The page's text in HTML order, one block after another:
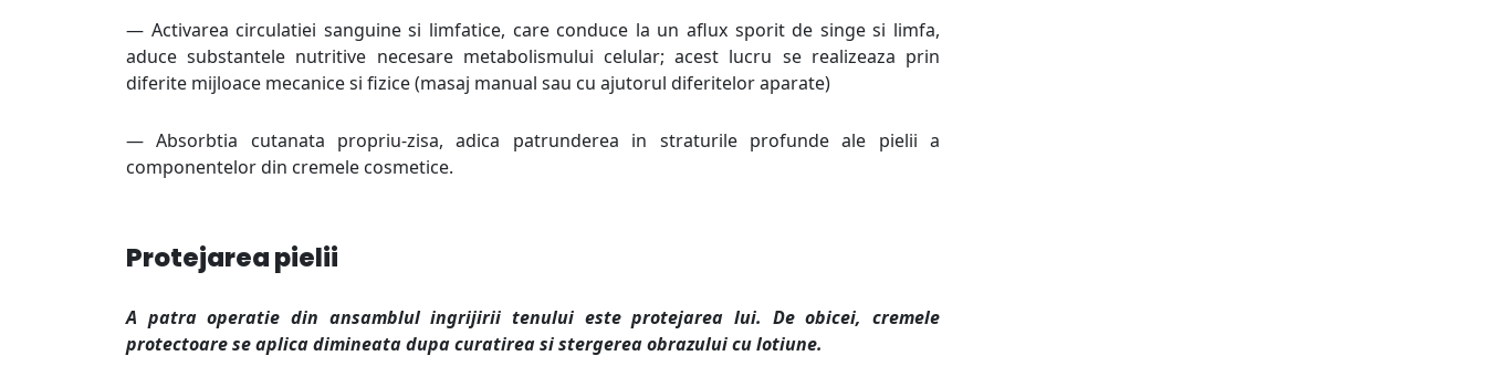
— Activarea circulatiei sanguine si limfatice, care conduce la un aflux sporit de singe si limfa,
aduce substantele nutritive necesare metabolismului celular; acest lucru se realizeaza prin
diferite mijloace mecanice si fizice (masaj manual sau cu ajutorul diferitelor aparate)
— Absorbtia cutanata propriu-zisa, adica patrunderea in straturile profunde ale pielii a
componentelor din cremele cosmetice.
Protejarea pielii
A patra operatie din ansamblul ingrijirii tenului este protejarea lui. De obicei, cremele
protectoare se aplica dimineata dupa curatirea si stergerea obrazului cu lotiune.